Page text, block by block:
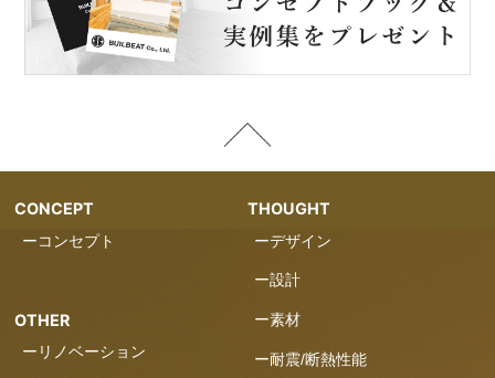
CONCEPT
ーコンセプト
THOUGHT
ーデザイン
ー設計
ー素材
ー耐震/断熱性能
OTHER
ーリノベーション